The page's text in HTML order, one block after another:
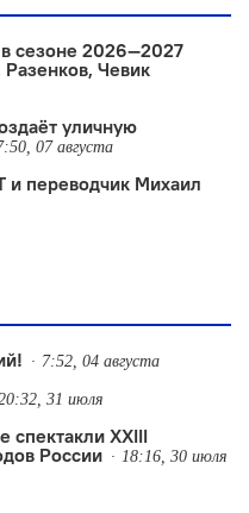
сезоне 2026—2027
Разенков, Чевик
уличную
07 августа
и переводчик Михаил
7:52, 04 августа
31 июля
спектакли XXIII
России
18:16, 30 июля